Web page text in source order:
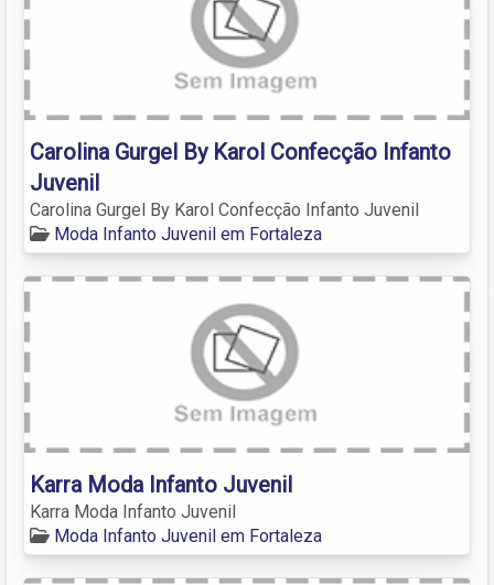
Carolina Gurgel By Karol Confecção Infanto
Juvenil
Carolina Gurgel By Karol Confecção Infanto Juvenil
Moda Infanto Juvenil em Fortaleza
Karra Moda Infanto Juvenil
Karra Moda Infanto Juvenil
Moda Infanto Juvenil em Fortaleza